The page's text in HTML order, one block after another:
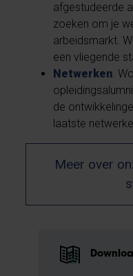
afgestudeerde
zoeken om je
arbeidsmarkt.
een vliegende
Netwerken.
de
laatste
Meer over